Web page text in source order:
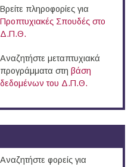
Βρείτε πληροφορίες για
Προπτυχιακές Σπουδές στο
Δ.Π.Θ.
Αναζητήστε μεταπτυχιακά
προγράμματα στη βάση
δεδομένων του Δ.Π.Θ.
Αναζητήστε φορείς για